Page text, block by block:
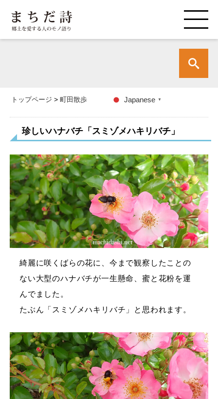
トップページ > 町田散歩 Japanese ▼
珍しいハナバチ「スミゾメハキリバチ」
綺麗に咲くばらの花に、今まで観察したことの
ない大型のハナバチが一生懸命、蜜と花粉を運
んでました。
たぶん「スミゾメハキリバチ」と思われます。